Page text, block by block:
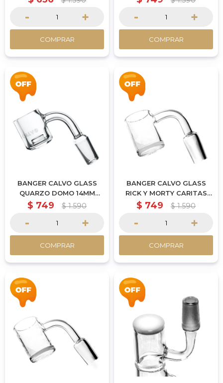
- +
COMPRAR
- +
COMPRAR
BANGER CALVO GLASS
QUARZO DOMO 14MM
MACHO
$ 749 $ 1.590
- +
COMPRAR
BANGER CALVO GLASS
RICK Y MORTY CARITAS
14MM MACHO
$ 749 $ 1.590
- +
COMPRAR